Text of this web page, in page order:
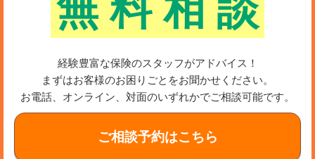
無 料 相 談
経験豊富な保険のスタッフがアドバイス！
まずはお客様のお困りごとをお聞かせください。
お電話、オンライン、対面のいずれかでご相談可能です。
ご相談予約はこちら